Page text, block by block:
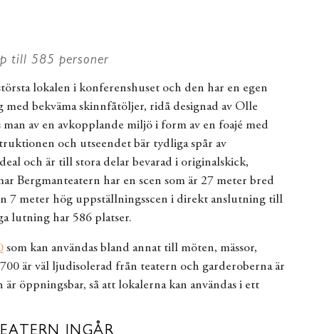
till 585 personer
lokalen i konferenshuset och den har en egen
med bekväma skinnfåtöljer, ridå designad av Olle
av en avkopplande miljö i form av en foajé med
och utseendet bär tydliga spår av
och är till stora delar bevarad i originalskick,
Bergmanteatern har en scen som är 27 meter bred
7 meter hög uppställningsscen i direkt anslutning till
lutning har 586 platser.
som kan användas bland annat till möten, mässor,
är väl ljudisolerad från teatern och garderoberna är
är öppningsbar, så att lokalerna kan användas i ett